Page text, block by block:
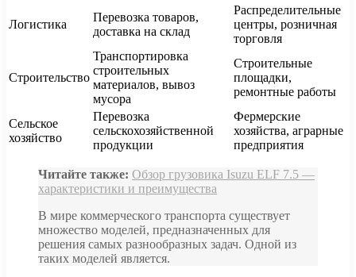
Логистика
Перевозка товаров,
доставка на склад
Распределительные
центры, розничная
торговля
Строительство
Транспортировка
строительных
материалов, вывоз
мусора
Строительные
площадки,
ремонтные работы
Сельское
хозяйство
Перевозка
сельскохозяйственной
продукции
Фермерские
хозяйства, аграрные
предприятия
Читайте также: Обзор грузовика Isuzu ELF 7.5 —
характеристики и преимущества
В мире коммерческого транспорта существует
множество моделей, предназначенных для
решения самых разнообразных задач. Одной из
таких моделей является.